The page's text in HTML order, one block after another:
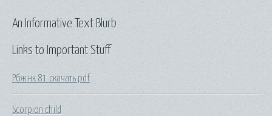
Links to Important Stuff
Рбж нк 81 скачать pdf
Scorpion child
An Informative Text Blurb